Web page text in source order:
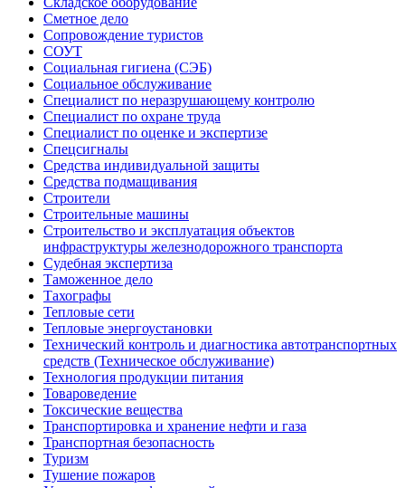
Сметное дело
Сопровождение туристов
СОУТ
Социальная гигиена (СЭБ)
Социальное обслуживание
Специалист по неразрушающему контролю
Специалист по охране труда
Специалист по оценке и экспертизе
Спецсигналы
Средства индивидуальной защиты
Средства подмащивания
Строители
Строительные машины
Строительство и эксплуатация объектов
инфраструктуры железнодорожного транспорта
Судебная экспертиза
Таможенное дело
Тахографы
Тепловые сети
Тепловые энергоустановки
Технический контроль и диагностика автотранспортных
средств (Техническое обслуживание)
Технология продукции питания
Товароведение
Токсические вещества
Транспортировка и хранение нефти и газа
Транспортная безопасность
Туризм
Тушение пожаров